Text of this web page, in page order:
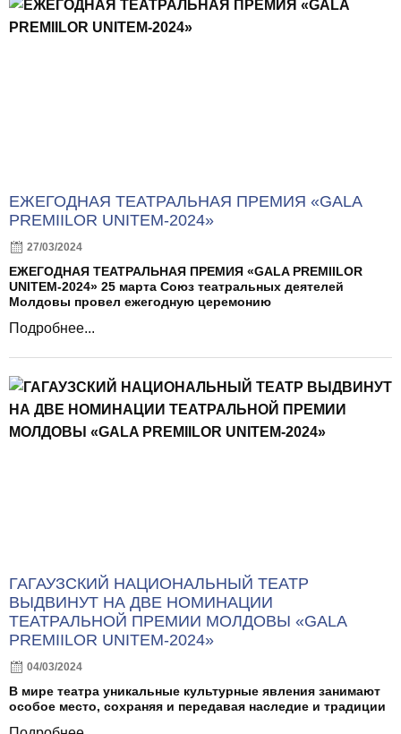
ЕЖЕГОДНАЯ ТЕАТРАЛЬНАЯ ПРЕМИЯ «GALA
PREMIILOR UNITEM-2024»
27/03/2024
ЕЖЕГОДНАЯ ТЕАТРАЛЬНАЯ ПРЕМИЯ «GALA PREMIILOR
UNITEM-2024» 25 марта Союз театральных деятелей
Молдовы провел ежегодную церемонию
Подробнее...
ГАГАУЗСКИЙ НАЦИОНАЛЬНЫЙ ТЕАТР
ВЫДВИНУТ НА ДВЕ НОМИНАЦИИ
ТЕАТРАЛЬНОЙ ПРЕМИИ МОЛДОВЫ «GALA
PREMIILOR UNITEM-2024»
04/03/2024
В мире театра уникальные культурные явления занимают
особое место, сохраняя и передавая наследие и традиции